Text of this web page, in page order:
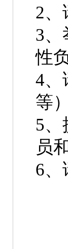
2、
3、
性
4、
等
5
员
6、